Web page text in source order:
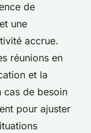
de
une
accrue.
réunions en
et la
cas de besoin
pour ajuster